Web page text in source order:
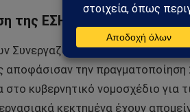
της ΕΣΗΕΑ:
Συνεργαζόμενων Ενώσεων στο
αποφάσισαν την
στο κυβερνητικό νομοσχέδιο για
κεκτημένα έχουν